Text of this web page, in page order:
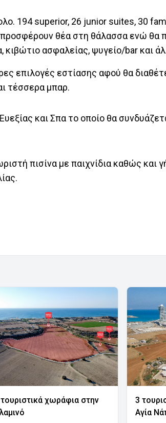
194 superior, 26 junior suites, 30
θέα στη θάλασσα ενώ θα
ασφαλείας, ψυγείο/bar και
επιλογές εστίασης αφού θα
τέσσερα μπαρ.
και Σπα το οποίο θα
πισίνα με παιχνίδια καθώς και
χωράφια στην
3
Αγία